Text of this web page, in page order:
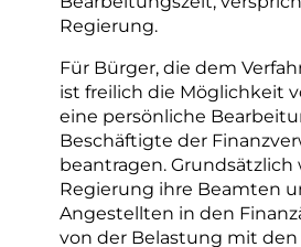
Regierung.
Für Bürger, die dem
ist freilich die Möglichkeit
eine persönliche
Beschäftigte der
beantragen. Grundsätzlich
Regierung ihre Beamten
Angestellten in den
von der Belastung mit